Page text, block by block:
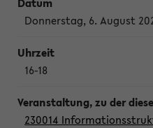
Donnerstag, 6. August
16-18
230014